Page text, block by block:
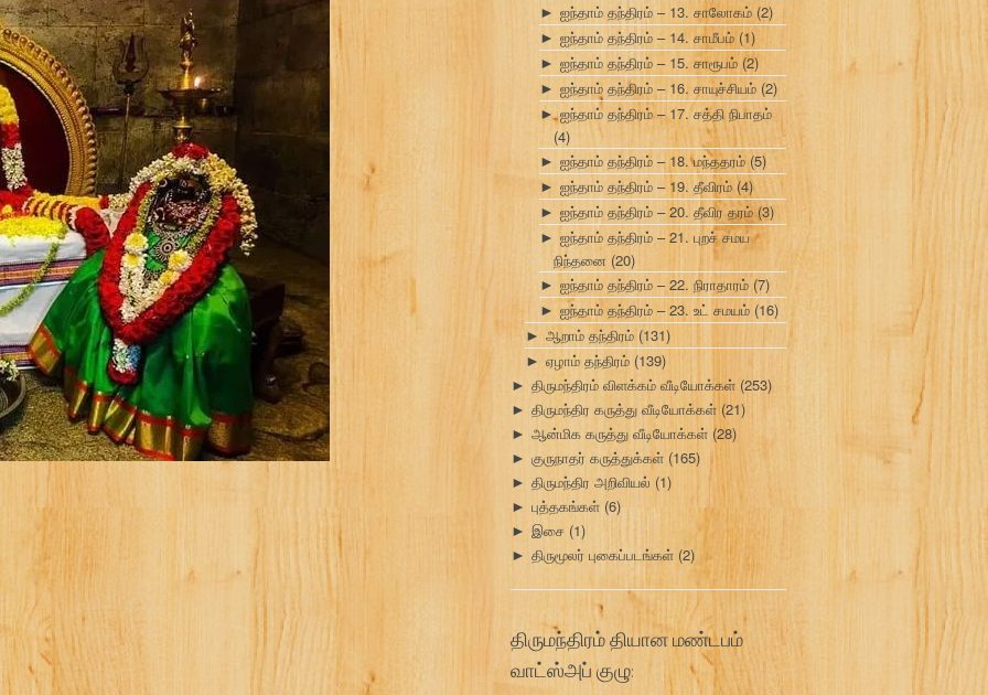
► ஐந்தாம் தந்திரம் – 13. சாலோகம் (2)
► ஐந்தாம் தந்திரம் – 14. சாமீபம் (1)
► ஐந்தாம் தந்திரம் – 15. சாரூபம் (2)
► ஐந்தாம் தந்திரம் – 16. சாயுச்சியம் (2)
► ஐந்தாம் தந்திரம் – 17. சத்தி நிபாதம்
(4)
► ஐந்தாம் தந்திரம் – 18. மந்ததரம் (5)
► ஐந்தாம் தந்திரம் – 19. தீவிரம் (4)
► ஐந்தாம் தந்திரம் – 20. தீவிர தரம்(3)
► ஐந்தாம் தந்திரம் – 21. புறச் சமய
நிந்தனை (20)
► ஐந்தாம் தந்திரம் – 22. நிராதாரம் (7)
► ஐந்தாம் தந்திரம் – 23. உட் சமயம் (16)
► ஆறாம் தந்திரம் (131)
► ஏழாம் தந்திரம் (139)
► திருமந்திரம் விளக்கம் வீடியோக்கள் (253)
► திருமந்திர கருத்து வீடியோக்கள் (21)
► ஆன்மிக கருத்து வீடியோக்கள் (28)
► குருநாதர் கருத்துக்கள் (165)
► திருமந்திர அறிவியல் (1)
► புத்தகங்கள் (6)
► இசை (1)
► திருமூலர் புகைப்படங்கள் (2)
திருமந்திரம் தியான மண்டபம்
வாட்ஸ்அப் குழு: